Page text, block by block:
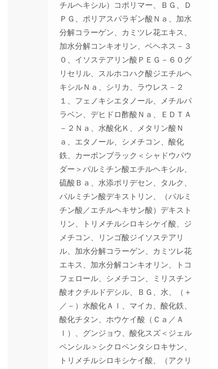
チルヘキシル）コポリマー、ＢＧ、Ｄ
ＰＧ、ポリアスパラギン酸Ｎａ、加水
分解コラーゲン、カミツレ花エキス、
加水分解コンキオリン、ベヘネス－３
０、イソステアリン酸ＰＥＧ－６０グ
リセリル、スルホコハク酸ジエチルヘ
キシルＮａ、シリカ、ラウレス－２
１、フェノキシエタノール、メチルパ
ラベン、デヒドロ酢酸Ｎａ、ＥＤＴＡ
－２Ｎａ、水酸化Ｋ、メタリン酸Ｎ
ａ、エタノール、シメチコン、酸化
鉄、カーボンブラック＜シャドウパウ
ダー＞パルミチン酸エチルヘキシル、
硫酸Ｂａ、水添ポリデセン、タルク、
パルミチン酸デキストリン、（パルミ
チン酸／エチルヘキサン酸）デキスト
リン、トリメチルシロキシケイ酸、ジ
メチコン、リンゴ酸ジイソステアリ
ル、加水分解コラーゲン、カミツレ花
エキス、加水分解コンキオリン、トコ
フェロール、シメチコン、ミリスチン
酸オクチルドデシル、ＢＧ、水、（＋
／－）水酸化Ａｌ、マイカ、酸化鉄、
酸化チタン、ホウケイ酸（Ｃａ／Ａ
ｌ）、グンジョウ、酸化スズ＜ジェル
ペンシル＞シクロペンタシロキサン、
トリメチルシロキシケイ酸、（アクリ